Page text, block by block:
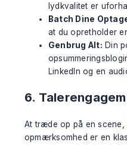
lydkvalitet er
Batch Dine
at du opretholder
Genbrug Alt: Din
LinkedIn og en
6.
At træde op på en scene,
opmærksomhed er en